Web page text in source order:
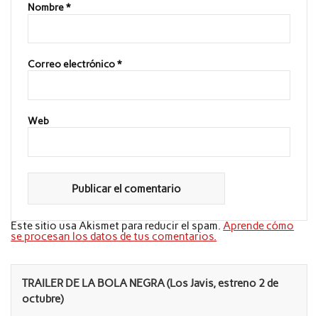
Nombre*
Correo electrónico*
Web
Este sitio usa Akismet para reducir el spam.Aprende cómo
se procesan los datos de tus comentarios.
TRAILER DE LA BOLA NEGRA (Los Javis, estreno 2 de
octubre)